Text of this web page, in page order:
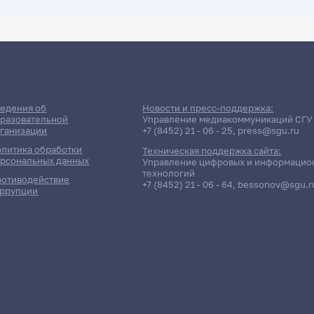
сессии: Геологический
Дневная форма обучения | 403 группа
об
обработки
данных
Новости и пресс-поддержка:
Управление медиакоммуникаций СГУ
+7 (8452) 21 - 06 - 25, press@sgu.ru
Техническая поддержка сайта:
Управление цифровых и
технологий
+7 (8452) 21 - 06 - 64,